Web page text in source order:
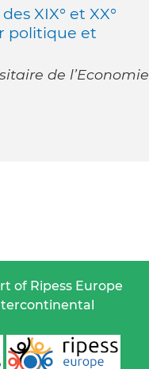
XIX° et XX°
politique et
de l’Economie
of Ripess Europe